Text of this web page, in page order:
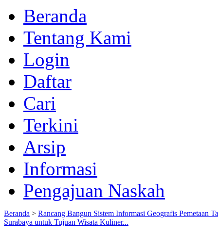
Beranda
Tentang Kami
Login
Daftar
Cari
Terkini
Arsip
Informasi
Pengajuan Naskah
Beranda > Rancang Bangun Sistem Informasi Geografis Pemetaan
Surabaya untuk Tujuan Wisata Kuliner...